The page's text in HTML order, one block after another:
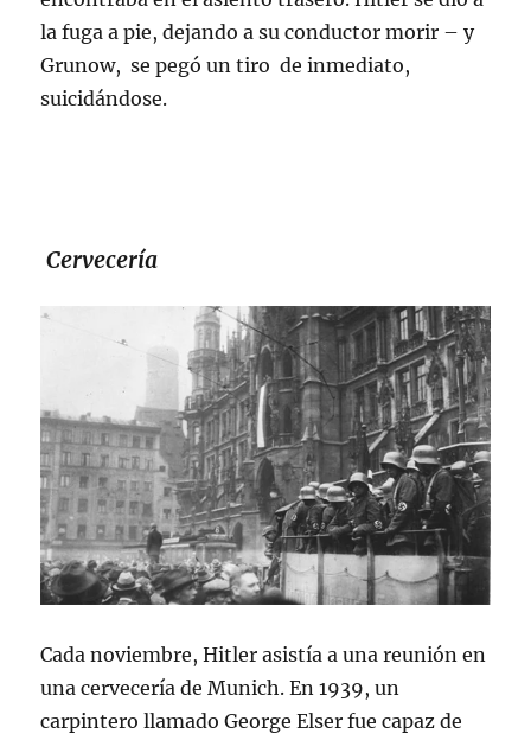
la fuga a pie, dejando a su conductor morir – y
Grunow, se pegó un tiro de inmediato,
suicidándose.
Cervecería
Cada noviembre, Hitler asistía a una reunión en
una cervecería de Munich. En 1939, un
carpintero llamado George Elser fue capaz de